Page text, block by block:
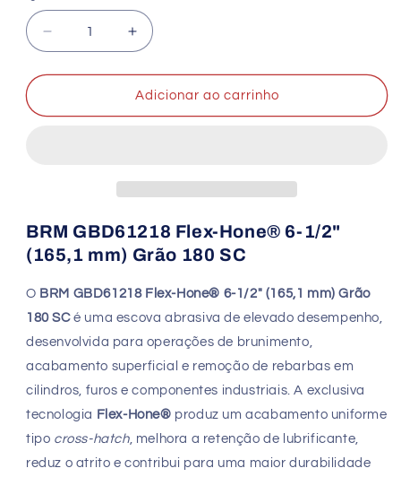
Diminuir
a
quantidade
BRM
180SC
|
Escova
de
Brunimento
para
Cilindros
Aumentar
a
quantidade
de
BRM
180SC
|
Escova
de
Brunimento
para
Cilindros
Adicionar ao carrinho
BRM GBD61218 Flex-Hone® 6-1/2"
(165,1 mm) Grão 180 SC
O BRM GBD61218 Flex-Hone® 6-1/2" (165,1 mm) Grão
180 SCé uma escova abrasiva de elevado desempenho,
desenvolvida para operações de brunimento,
acabamento superficial e remoção de rebarbas em
cilindros, furos e componentes industriais. A exclusiva
tecnologia Flex-Hone® produz um acabamento uniforme
tipo cross-hatch, melhora a retenção de lubrificante,
reduz o atrito e contribui para uma maior durabilidade